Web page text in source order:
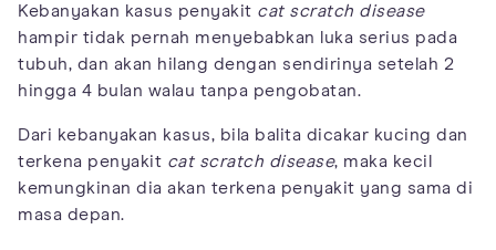
Kebanyakan kasus penyakit cat scratch disease
hampir tidak pernah menyebabkan luka serius pada
tubuh, dan akan hilang dengan sendirinya setelah 2
hingga 4 bulan walau tanpa pengobatan.
Dari kebanyakan kasus, bila balita dicakar kucing dan
terkena penyakit cat scratch disease, maka kecil
kemungkinan dia akan terkena penyakit yang sama di
masa depan.